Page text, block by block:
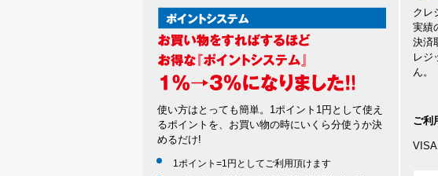
使い方はとっても簡単。1ポイント1円として使え
るポイントを、お買い物の時にいくら分使うか決
めるだけ!
1ポイント=1円としてご利用頂けます
クレ
実績
決済
レジ
ん。
ご利